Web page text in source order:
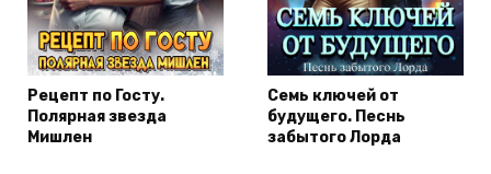
Рецепт по Госту.
Полярная звезда
Мишлен
Семь ключей от
будущего. Песнь
забытого Лорда